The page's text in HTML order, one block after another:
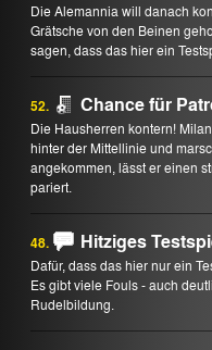
Die Alemannia will danach
Grätsche von den Beinen
sagen, dass das hier ein
52. Chance für
Die Hausherren kontern!
hinter der Mittellinie und
angekommen, lässt er einen
pariert.
48. Hitziges
Dafür, dass das hier nur ein
Es gibt viele Fouls - auch
Rudelbildung.